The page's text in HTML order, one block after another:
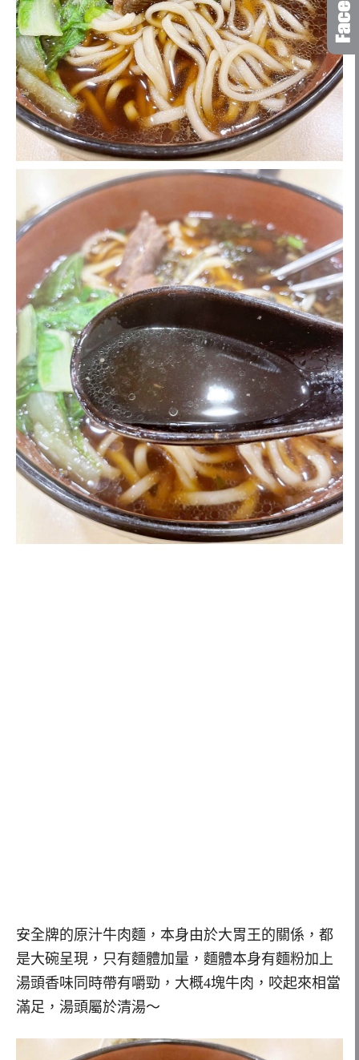
安全牌的原汁牛肉麵，本身由於大胃王的關係，都
是大碗呈現，只有麵體加量，麵體本身有麵粉加上
湯頭香味同時帶有嚼勁，大概4塊牛肉，咬起來相當
滿足，湯頭屬於清湯～